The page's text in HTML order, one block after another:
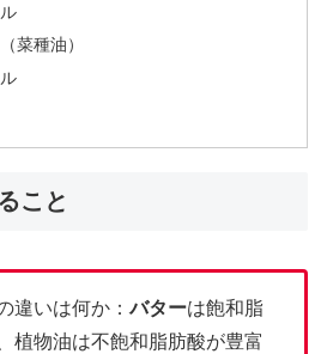
菜種油）
こと
違いは何か：バターは飽和脂
植物油は不飽和脂肪酸が豊富